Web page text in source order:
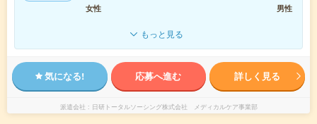
女性
男性
もっと見る
気になる! 応募へ進む 詳しく見る
派遣会社 日研トータルソーシング株式会社 メディカルケア事業部